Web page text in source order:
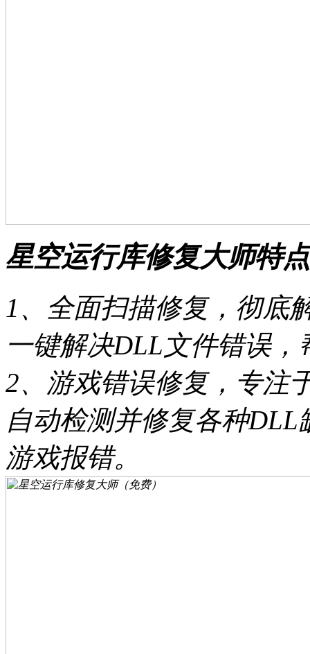
星空运行库修复大师特点
1、全面扫描修复，彻底
一键解决DLL文件错误，
2、游戏错误修复，专注
自动检测并修复各种
游戏报错。